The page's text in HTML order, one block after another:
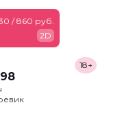
/ 860 руб.
2D
18+